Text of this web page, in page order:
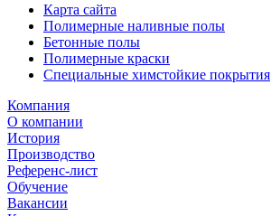
Карта сайта
Полимерные наливные полы
Бетонные полы
Полимерные краски
Специальные химстойкие покрытия
Компания
О компании
История
Производство
Референс-лист
Обучение
Вакансии